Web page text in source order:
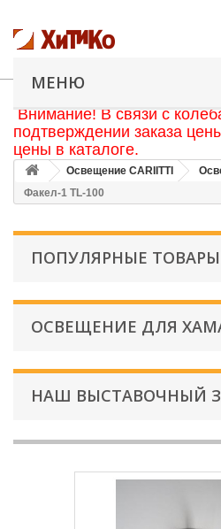
МЕНЮ
Внимание! В связи с
подтверждении заказа
цены в каталоге.
Освещение CARIITTI
Факел-1 TL-100
ПОПУЛЯРНЫЕ ТОВАРЫ
ОСВЕЩЕНИЕ ДЛЯ
НАШ ВЫСТАВОЧНЫЙ